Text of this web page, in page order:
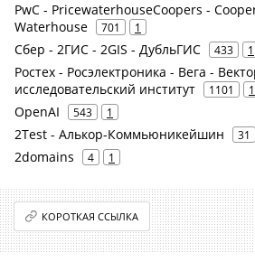
PwC - PricewaterhouseCoopers -
Waterhouse
701 1
Сбер - 2ГИС - 2GIS - ДубльГИС 433 1
Ростех - Росэлектроника - Вега -
исследовательский институт
1101 1
OpenAI 543 1
2Test - Алькор-Коммьюникейшин 31
2domains 4 1
КОРОТКАЯ ССЫЛКА